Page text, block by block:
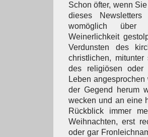
Schon öfter, wenn
dieses
womöglich über
Weinerlichkeit
Verdunsten des
christlichen, mitunter
des religiösen oder
Leben
der Gegend herum
wecken und an eine
Rückblick immer
Weihnachten, erst
oder gar